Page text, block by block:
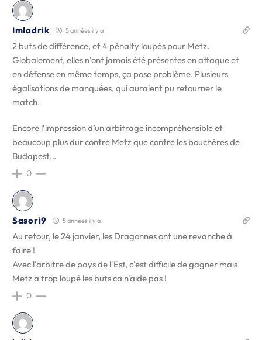
Imladrik 5 années il y a
2 buts de différence, et 4 pénalty loupés pour Metz.
Globalement, elles n’ont jamais été présentes en attaque et
en défense en même temps, ça pose problème. Plusieurs
égalisations de manquées, qui auraient pu retourner le
match.
Encore l’impression d’un arbitrage incompréhensible et
beaucoup plus dur contre Metz que contre les bouchères de
Budapest…
0
Sasori9 5 années il y a
Au retour, le 24 janvier, les Dragonnes ont une revanche à
faire !
Avec l'arbitre de pays de l'Est, c'est difficile de gagner mais
Metz a trop loupé les buts ca n'aide pas !
0